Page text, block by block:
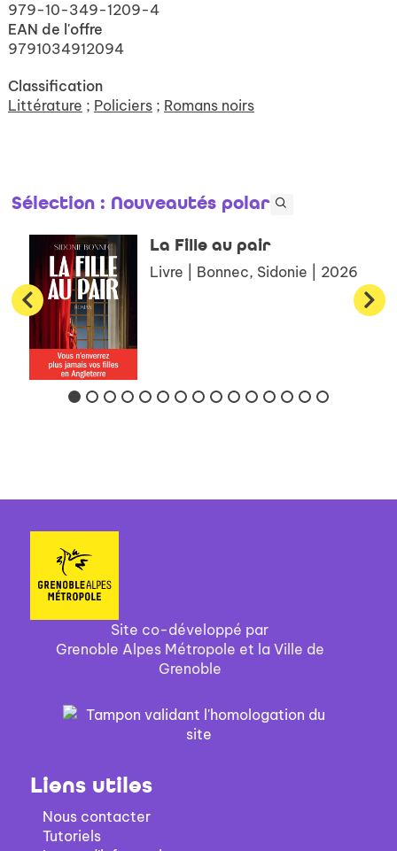
979-10-349-1209-4
EAN de l'offre
9791034912094
Classification
Littérature ; Policiers ; Romans noirs
Sélection : Nouveautés polar
La Fille au pair
Livre | Bonnec, Sidonie | 2026
Site co-développé par
Grenoble Alpes Métropole et la Ville de
Grenoble
Liens utiles
Nous contacter
Tutoriels